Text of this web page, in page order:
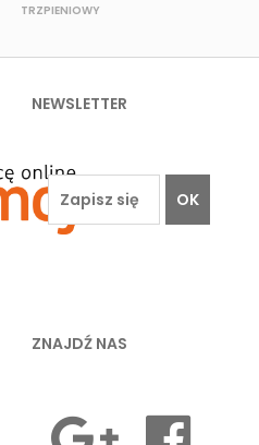
TRZPIENIOWY
NEWSLETTER
OK
ZNAJDŹ NAS